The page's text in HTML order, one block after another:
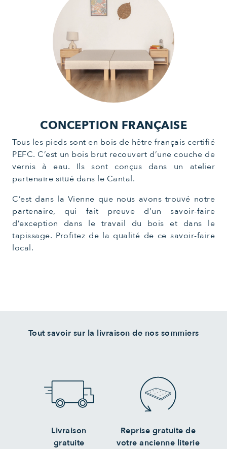
CONCEPTION FRANÇAISE
Tous les pieds sont en bois de hêtre français certifié
PEFC. C’est un bois brut recouvert d’une couche de
vernis à eau. Ils sont conçus dans un atelier
partenaire situé dans le Cantal.
C’est dans la Vienne que nous avons trouvé notre
partenaire, qui fait preuve d’un savoir-faire
d’exception dans le travail du bois et dans le
tapissage. Profitez de la qualité de ce savoir-faire
local.
Tout savoir sur la livraison de nos sommiers
Livraison
gratuite
Reprise gratuite de
votre ancienne literie